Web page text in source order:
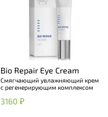
Bio Repair Eye Cream
Смягчающий увлажняющий крем
с регенерирующим комплексом
3160 ₽